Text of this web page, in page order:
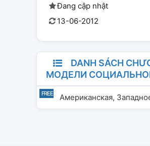
Đang cập nhật
13-06-2012
DANH SÁCH
МОДЕЛИ
Американская,